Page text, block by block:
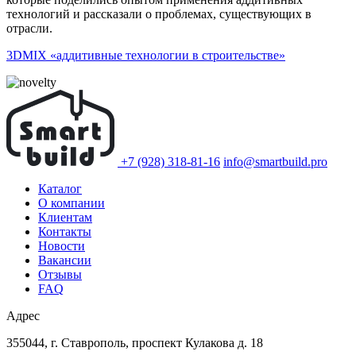
технологий и рассказали о проблемах, существующих в
отрасли.
3DMIX «аддитивные технологии в строительстве»
+7 (928) 318-81-16 info@smartbuild.pro
Каталог
О компании
Клиентам
Контакты
Новости
Вакансии
Отзывы
FAQ
Адрес
355044, г. Ставрополь, проспект Кулакова д. 18